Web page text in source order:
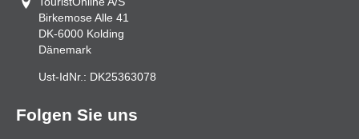
Birkemose Alle 41
DK-6000 Kolding
Dänemark
Ust-IdNr.: DK25363078
Folgen Sie uns